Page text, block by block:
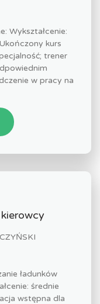
Wykształcenie:
kurs
trener
w pracy na
ładunków
średnie
wstępna dla